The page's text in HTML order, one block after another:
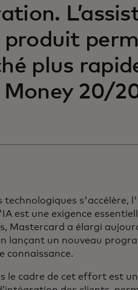
produit
plus
20/
technologiques s'accélère,
est une exigence
Mastercard a élargi
lançant un nouveau
connaissance.
le cadre de cet effort est